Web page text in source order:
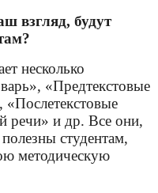
взгляд, будут
несколько
«Предтекстовые
«Послетекстовые
речи» и др. Все они,
студентам,
методическую